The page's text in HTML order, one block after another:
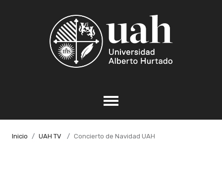
Inicio UAH TV Concierto de Navidad UAH